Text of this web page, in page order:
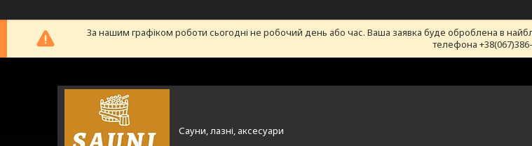
За нашим графіком роботи сьогодні не робочий день або час. Ваша заявка буде оброблена в
телефона
Сауни, лазні, аксесуари